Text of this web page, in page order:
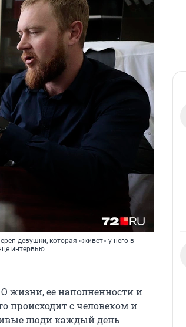
девушки, которая «живет» у него в
интервью
жизни, ее наполненности и
происходит с человеком и
люди каждый день